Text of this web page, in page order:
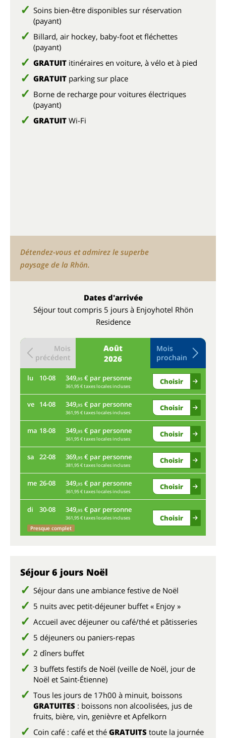
Soins bien-être disponibles sur réservation
(payant)
Billard, air hockey, baby-foot et fléchettes
(payant)
GRATUIT itinéraires en voiture, à vélo et à pied
GRATUIT parking sur place
Borne de recharge pour voitures électriques
(payant)
GRATUIT Wi-Fi
Détendez-vous et admirez le superbe
paysage de la Rhön.
Dates d'arrivée
Séjour tout compris 5 jours à Enjoyhotel Rhön
Residence
Août
2026
Mois
précédent
Mois
prochain
lu 10-08 349,95 € par personne
361,95 € taxes locales incluses
Choisir
ve 14-08 349,95 € par personne
361,95 € taxes locales incluses
Choisir
ma 18-08 349,95 € par personne
361,95 € taxes locales incluses
Choisir
sa 22-08 369,95 € par personne
381,95 € taxes locales incluses
Choisir
me 26-08 349,95 € par personne
361,95 € taxes locales incluses
Choisir
di 30-08 349,95 € par personne
361,95 € taxes locales incluses
Presque complet
Choisir
Séjour 6 jours Noël
Séjour dans une ambiance festive de Noël
5 nuits avec petit-déjeuner buffet « Enjoy »
Accueil avec déjeuner ou café/thé et pâtisseries
5 déjeuners ou paniers-repas
2 dîners buffet
3 buffets festifs de Noël (veille de Noël, jour de
Noël et Saint-Étienne)
Tous les jours de 17h00 à minuit, boissons
GRATUITES : boissons non alcoolisées, jus de
fruits, bière, vin, genièvre et Apfelkorn
Coin café : café et thé GRATUITS toute la journée